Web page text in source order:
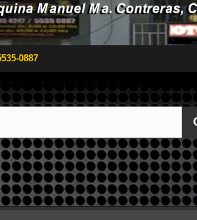
0887